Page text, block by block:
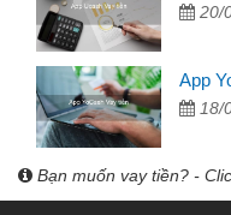
20/
App
18/
Bạn muốn vay tiền? -